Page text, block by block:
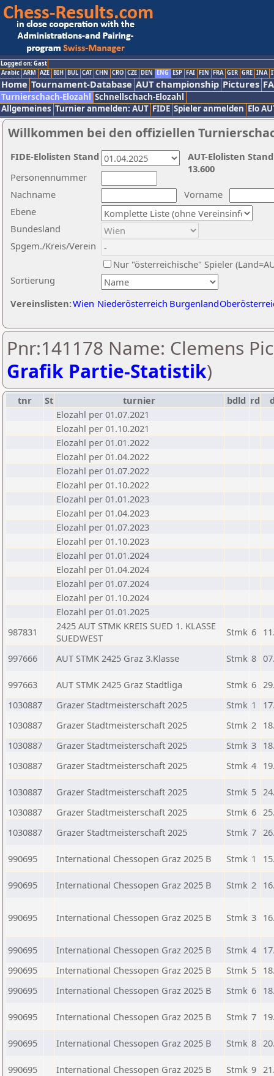
Logged on: Gast
Arabic ARM AZE BIH BUL CAT CHN CRO CZE DEN ENG ESP FAI FIN FRA GER GRE INA
Home Tournament-Database AUT championship Pictures
Turnierschach-Elozahl Schnellschach-Elozahl
Allgemeines Turnier anmelden: AUT FIDE Spieler anmelden Elo
Willkommen bei den offiziellen
Nachname
Vorname
Ebene
Sortierung
Personennummer
Bundesland
Spgem./Kreis/Verein
Nur "österreichische" Spieler
Vereinslisten:Wien Niederösterreich Burgenland
AUT-Elolisten
13.600
FIDE-Elolisten Stand
Pnr:141178 Name: Clemens
Grafik Partie-Statistik)
tnr St turnier bdld rd
Elozahl per 01.07.2021
Elozahl per 01.10.2021
Elozahl per 01.01.2022
Elozahl per 01.04.2022
Elozahl per 01.07.2022
Elozahl per 01.10.2022
Elozahl per 01.01.2023
Elozahl per 01.04.2023
Elozahl per 01.07.2023
Elozahl per 01.10.2023
Elozahl per 01.01.2024
Elozahl per 01.04.2024
Elozahl per 01.07.2024
Elozahl per 01.10.2024
Elozahl per 01.01.2025
987831
2425 AUT STMK KREIS SUED 1. KLASSE
SUEDWEST
Stmk 6
997666 AUT STMK 2425 Graz 3.Klasse Stmk 8
997663 AUT STMK 2425 Graz Stadtliga Stmk 6
1030887
Grazer Stadtmeisterschaft 2025 Stmk 1
1030887
Grazer Stadtmeisterschaft 2025 Stmk 2
1030887
Grazer Stadtmeisterschaft 2025 Stmk 3
1030887
Grazer Stadtmeisterschaft 2025 Stmk 4
1030887 Grazer Stadtmeisterschaft 2025 Stmk 5
1030887
Grazer Stadtmeisterschaft 2025 Stmk 6
1030887
Grazer Stadtmeisterschaft 2025 Stmk 7
990695 International Chessopen Graz 2025 B Stmk 1
990695 International Chessopen Graz 2025 B Stmk 2
990695 International Chessopen Graz 2025 B Stmk 3
990695 International Chessopen Graz 2025 B Stmk 4
990695
International Chessopen Graz 2025 B Stmk 5
990695
International Chessopen Graz 2025 B Stmk 6
990695 International Chessopen Graz 2025 B Stmk 7
990695 International Chessopen Graz 2025 B Stmk 8
990695 International Chessopen Graz 2025 B Stmk 9